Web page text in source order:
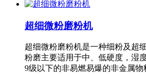
超细微粉磨粉机
超细微粉磨粉机是一种细粉及超
粉磨主要适用于中、低硬度，湿
9级以下的非易燃易爆的非金属